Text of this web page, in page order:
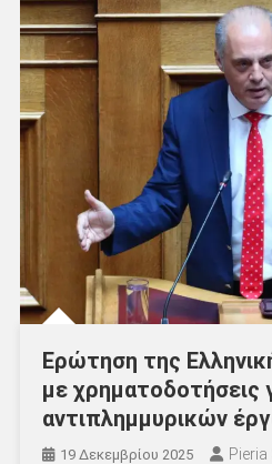
Ερώτηση της
με χρηματοδοτήσεις
αντιπλημμυρικών
19 Δεκεμβρίου 2025 Pieria